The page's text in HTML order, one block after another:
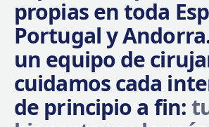
propias en toda
Portugal y
un equipo de
cuidamos cada
de principio a fin: